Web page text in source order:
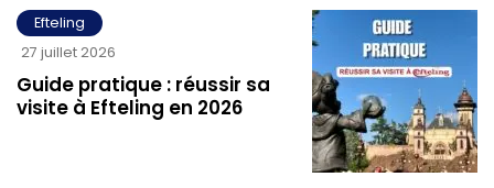
Efteling
27 juillet 2026
Guide pratique : réussir sa
visite à Efteling en 2026